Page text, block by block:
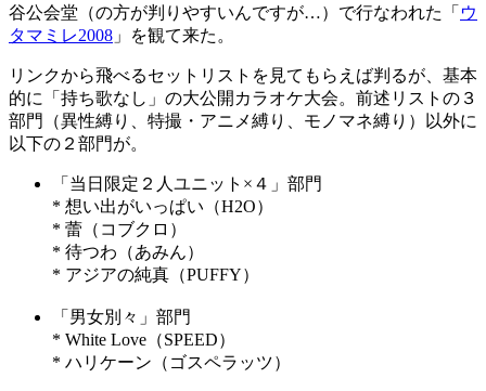
谷公会堂（の方が判りやすいんですが…）で行なわれた「 ウ
タマミレ2008 」を観て来た。
リンクから飛べるセットリストを見てもらえば判るが、基本
的に「持ち歌なし」の大公開カラオケ大会。前述リストの３
部門（異性縛り、特撮・アニメ縛り、モノマネ縛り）以外に
以下の２部門が。
「当日限定２人ユニット×４」部門
* 想い出がいっぱい（H2O）
* 蕾（コブクロ）
* 待つわ（あみん）
* アジアの純真（PUFFY）
「男女別々」部門
* White Love（SPEED）
* ハリケーン（ゴスペラッツ）